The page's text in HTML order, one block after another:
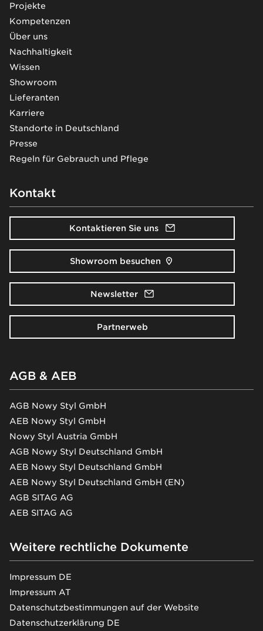
Projekte
Kompetenzen
Über uns
Nachhaltigkeit
Wissen
Showroom
Lieferanten
Karriere
Standorte in Deutschland
Presse
Regeln für Gebrauch und Pflege
Kontakt
Kontaktieren Sie uns
Showroom besuchen
Newsletter
Partnerweb
AGB & AEB
AGB Nowy Styl GmbH
AEB Nowy Styl GmbH
Nowy Styl Austria GmbH
AGB Nowy Styl Deutschland GmbH
AEB Nowy Styl Deutschland GmbH
AEB Nowy Styl Deutschland GmbH (EN)
AGB SITAG AG
AEB SITAG AG
Weitere rechtliche Dokumente
Impressum DE
Impressum AT
Datenschutzbestimmungen auf der Website
Datenschutzerklärung DE